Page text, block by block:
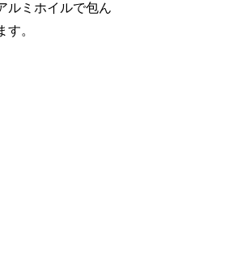
ルミホイルで包ん
す。